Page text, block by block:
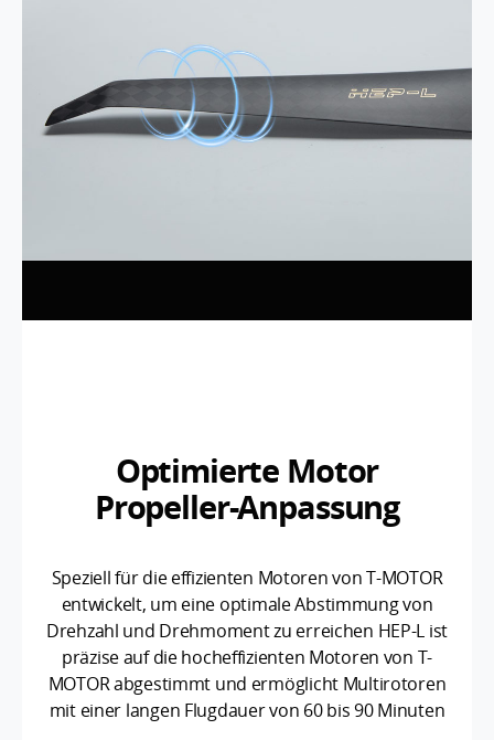
Optimierte Motor
Propeller-Anpassung
Speziell für die effizienten Motoren von T-MOTOR
entwickelt, um eine optimale Abstimmung von
Drehzahl und Drehmoment zu erreichen HEP-L ist
präzise auf die hocheffizienten Motoren von T-
MOTOR abgestimmt und ermöglicht Multirotoren
mit einer langen Flugdauer von 60 bis 90 Minuten